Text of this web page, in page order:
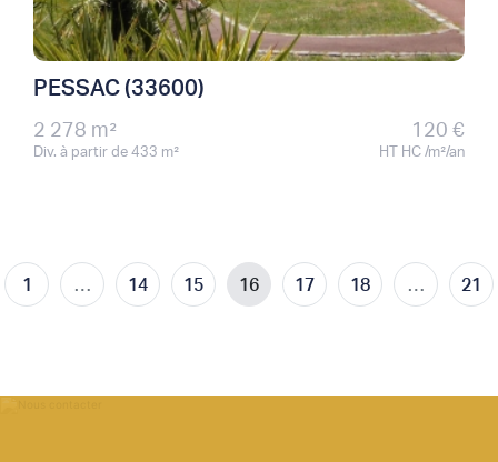
PESSAC (33600)
2 278 m²
Div. à partir de 433 m²
120 €
HT HC /m²/an
1 … 14 15 16 17 18 … 21